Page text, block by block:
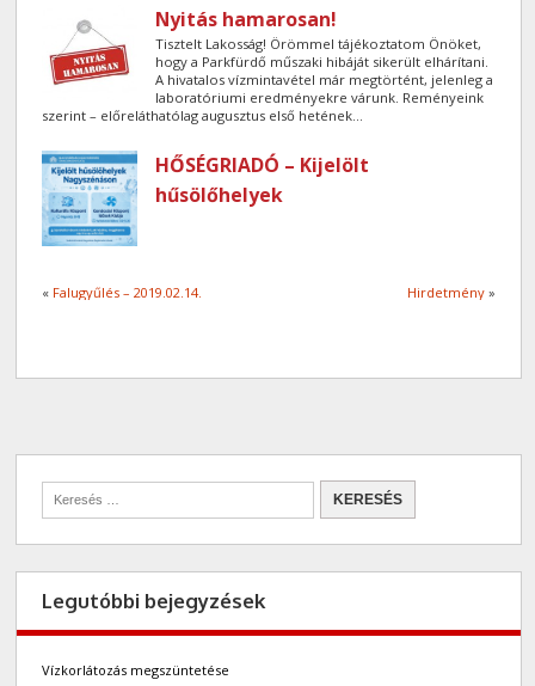
Nyitás hamarosan!
Tisztelt Lakosság! Örömmel tájékoztatom Önöket,
hogy a Parkfürdő műszaki hibáját sikerült elhárítani.
A hivatalos vízmintavétel már megtörtént, jelenleg a
laboratóriumi eredményekre várunk. Reményeink
szerint – előreláthatólag augusztus első hetének...
HŐSÉGRIADÓ – Kijelölt
hűsölőhelyek
« Falugyűlés – 2019.02.14. Hirdetmény»
Legutóbbi bejegyzések
Vízkorlátozás megszüntetése